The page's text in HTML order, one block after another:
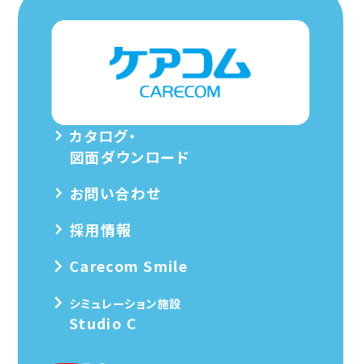
カタログ・
図面ダウンロード
お問い合わせ
採用情報
Carecom Smile
シミュレーション施設
Studio C